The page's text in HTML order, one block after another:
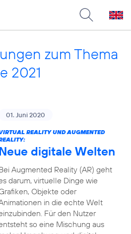
zum Thema
2021
01. Juni 2020
REALITY UND AUGMENTED
digitale Welten
Augmented Reality (AR) geht
darum, virtuelle Dinge wie
Objekte oder
in die echte Welt
Für den Nutzer
so eine Mischung aus